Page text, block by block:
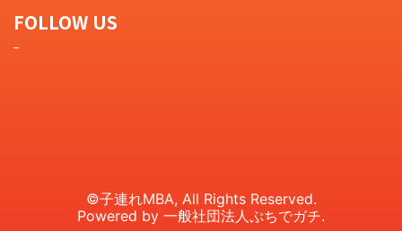
FOLLOW US
©︎子連れMBA, All Rights Reserved.
Powered by 一般社団法人ぷちでガチ.